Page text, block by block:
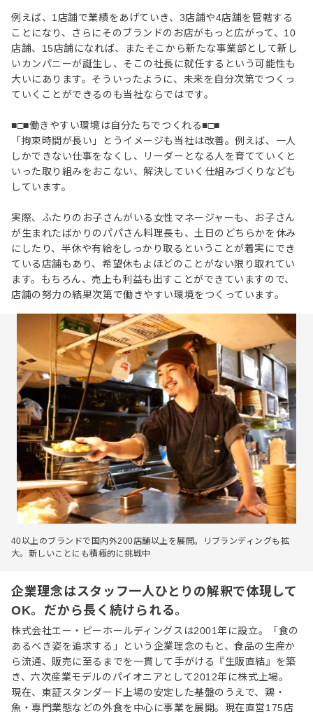
例えば、1店舗で業績をあげていき、3店舗や4店舗を管轄する
ことになり、さらにそのブランドのお店がもっと広がって、10
店舗、15店舗になれば、またそこから新たな事業部として新し
いカンパニーが誕生し、そこの社長に就任するという可能性も
大いにあります。そういったように、未来を自分次第でつくっ
ていくことができるのも当社ならではです。
■□■働きやすい環境は自分たちでつくれる■□■
「拘束時間が長い」とうイメージも当社は改善。例えば、一人
しかできない仕事をなくし、リーダーとなる人を育てていくと
いった取り組みをおこない、解決していく仕組みづくりなども
しています。
実際、ふたりのお子さんがいる女性マネージャーも、お子さん
が生まれたばかりのパパさん料理長も、土日のどちらかを休み
にしたり、半休や有給をしっかり取るということが着実にでき
ている店舗もあり、希望休もよほどのことがない限り取れてい
ます。もちろん、売上も利益も出すことができていますので、
店舗の努力の結果次第で働きやすい環境をつくっています。
40以上のブランドで国内外200店舗以上を展開。リブランディングも拡
大。新しいことにも積極的に挑戦中
企業理念はスタッフ一人ひとりの解釈で体現して
OK。だから長く続けられる。
株式会社エー・ピーホールディングスは2001年に設立。「食の
あるべき姿を追求する」という企業理念のもと、食品の生産か
ら流通、販売に至るまでを一貫して手がける『生販直結』を築
き、六次産業モデルのパイオニアとして2012年に株式上場。
現在、東証スタンダード上場の安定した基盤のうえで、鶏・
魚・専門業態などの外食を中心に事業を展開。現在直営175店